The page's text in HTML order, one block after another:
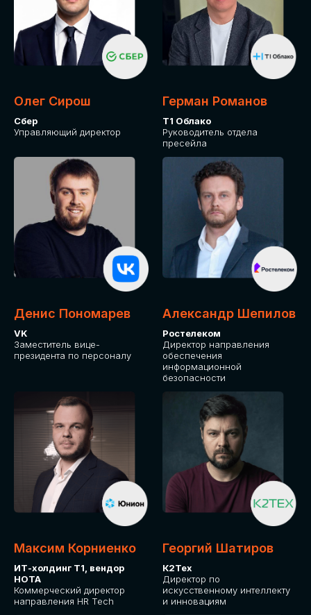
Олег Сирош
Сбер
Управляющий директор
Герман Романов
Т1 Облако
Руководитель отдела
пресейла
Денис Пономарев
VK
Заместитель вице-
президента по персоналу
Александр Шепилов
Ростелеком
Директор направления
обеспечения
информационной
безопасности
Максим Корниенко
ИТ-холдинг Т1, вендор
НОТА
Коммерческий директор
направления HR Tech
Георгий Шатиров
К2Тех
Директор по
искусственному интеллекту
и инновациям